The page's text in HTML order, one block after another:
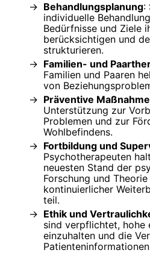
Behandlungsplanung:
individuelle
Bedürfnisse und Ziele
berücksichtigen und
strukturieren.
Familien- und
Familien und Paaren
von
Präventive
Unterstützung zur
Problemen und zur
Wohlbefindens.
Fortbildung und
Psychotherapeuten
neuesten Stand der
Forschung und
kontinuierlicher
teil.
Ethik und
sind verpflichtet, hohe
einzuhalten und die